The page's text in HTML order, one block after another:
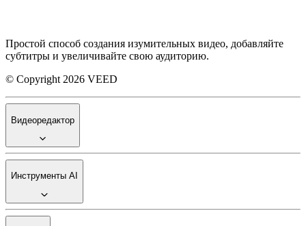
Простой способ создания изумительных видео, добавляйте
субтитры и увеличивайте свою аудиторию.
© Copyright 2026 VEED
Видеоредактор
Инструменты AI